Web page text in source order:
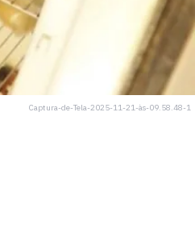
Captura-de-Tela-2025-11-21-às-09.58.48-1